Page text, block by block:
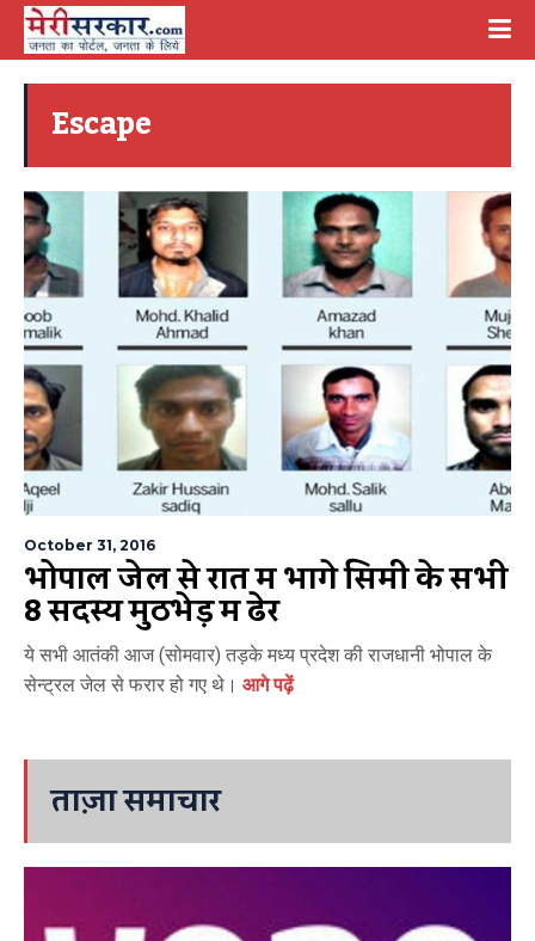
Escape
October 31, 2016
भोपाल जेल से रात में भागे सिमी के सभी
8 सदस्य मुठभेड़ में ढेर
ये सभी आतंकी आज (सोमवार) तड़के मध्य प्रदेश की राजधानी भोपाल के
सेन्ट्रल जेल से फरार हो गए थे। आगे पढ़ें
ताज़ा समाचार